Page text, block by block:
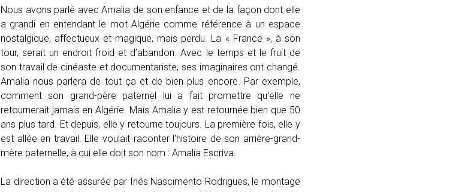
Nous avons parlé avec Amalia de son enfance et de la façon dont elle
a grandi en entendant le mot Algérie comme référence à un espace
nostalgique, affectueux et magique, mais perdu. La « France », à son
tour, serait un endroit froid et d’abandon. Avec le temps et le fruit de
son travail de cinéaste et documentariste, ses imaginaires ont changé.
Amalia nous parlera de tout ça et de bien plus encore. Par exemple,
comment son grand-père paternel lui a fait promettre qu'elle ne
retournerait jamais en Algérie. Mais Amalia y est retournée bien que 50
ans plus tard. Et depuis, elle y retourne toujours. La première fois, elle y
est allée en travail. Elle voulait raconter l'histoire de son arrière-grand-
mère paternelle, à qui elle doit son nom : Amalia Escriva.
La direction a été assurée par Inês Nascimento Rodrigues, le montage